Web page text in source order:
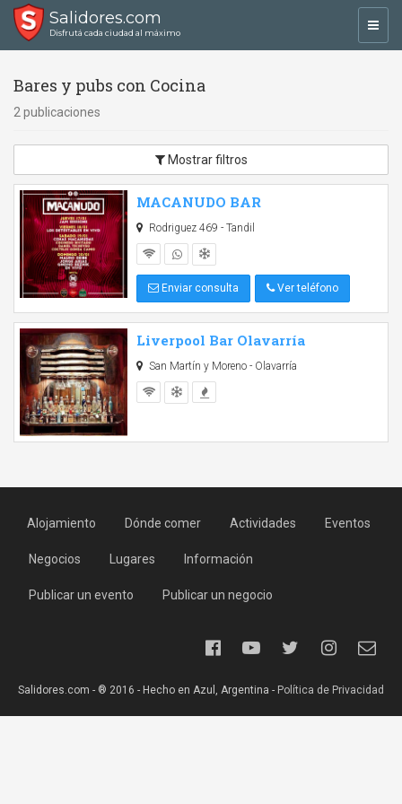
Salidores.com
Disfrutá cada ciudad al máximo
Bares y pubs con Cocina
2 publicaciones
Mostrar filtros
MACANUDO BAR
Rodriguez 469 - Tandil
Enviar consulta Ver teléfono
Liverpool Bar Olavarría
San Martín y Moreno - Olavarría
Alojamiento Dónde comer Actividades Eventos
Negocios Lugares Información
Publicar un evento Publicar un negocio
Salidores.com - ® 2016 - Hecho en Azul, Argentina - Política de Privacidad